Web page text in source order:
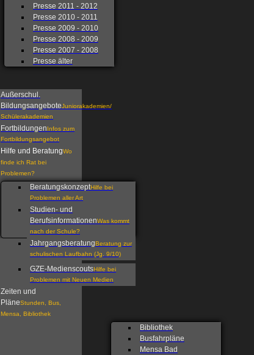
Presse 2011 - 2012
Presse 2010 - 2011
Presse 2009 - 2010
Presse 2008 - 2009
Presse 2007 - 2008
Presse älter
Außerschul.
BildungsangeboteJuniorakademien/
Schülerakademien
FortbildungenInfos zum
Fortbildungsangebot
Hilfe und BeratungWo
finde ich Rat bei
Problemen?
BeratungskonzeptHilfe bei
Problemen aller Art
Studien- und
BerufsinformationenWas kommt
nach der Schule?
JahrgangsberatungBeratung zur
schulischen Laufbahn (Jg. 9/10)
GZE-MedienscoutsHilfe bei
Problemen mit Neuen Medien
Zeiten und
PläneStunden, Bus,
Mensa, Bibliothek
Bibliothek
Busfahrpläne
Mensa Bad